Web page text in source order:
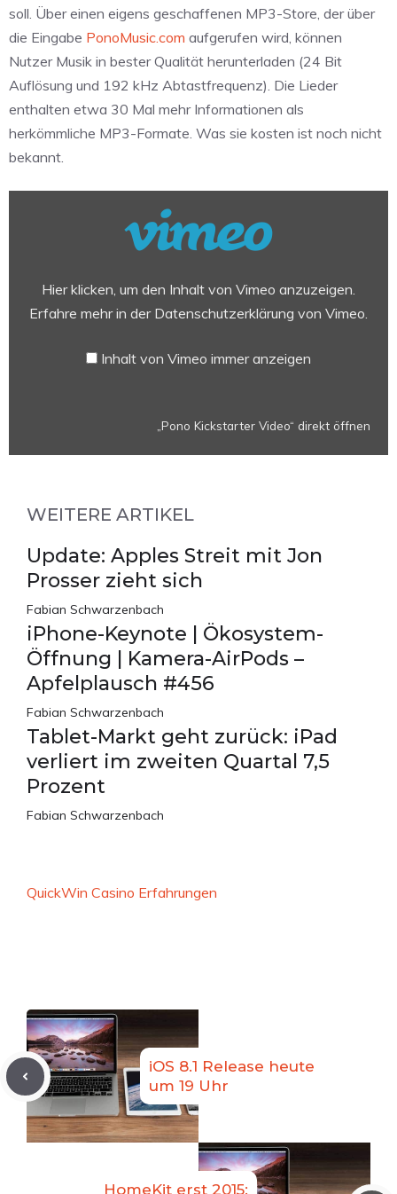
soll. Über einen eigens geschaffenen MP3-Store, der über
die Eingabe PonoMusic.com aufgerufen wird, können
Nutzer Musik in bester Qualität herunterladen (24 Bit
Auflösung und 192 kHz Abtastfrequenz). Die Lieder
enthalten etwa 30 Mal mehr Informationen als
herkömmliche MP3-Formate. Was sie kosten ist noch nicht
bekannt.
Vimeo
anzeigen
Hier klicken, um den Inhalt von Vimeo anzuzeigen.
Erfahre mehr in der Datenschutzerklärung von Vimeo.
Inhalt von Vimeo immer anzeigen
„Pono Kickstarter Video“ direkt öffnen
WEITERE ARTIKEL
Update: Apples Streit mit Jon
Prosser zieht sich
Fabian Schwarzenbach
iPhone-Keynote | Ökosystem-
Öffnung | Kamera-AirPods –
Apfelplausch #456
Fabian Schwarzenbach
Tablet-Markt geht zurück: iPad
verliert im zweiten Quartal 7,5
Prozent
Fabian Schwarzenbach
QuickWin Casino Erfahrungen
iOS 8.1 Release heute
um 19 Uhr
HomeKit erst 2015: